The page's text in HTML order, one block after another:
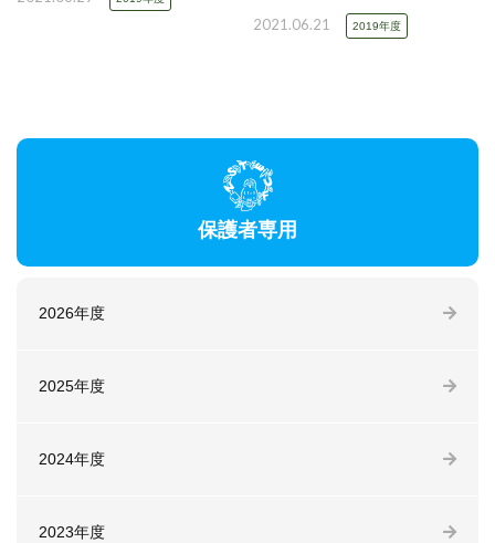
2021.06.21 2019年度
保護者専用
2026年度
2025年度
2024年度
2023年度